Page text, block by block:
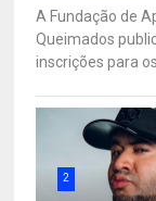
A Fundação de
Queimados
inscrições para
2